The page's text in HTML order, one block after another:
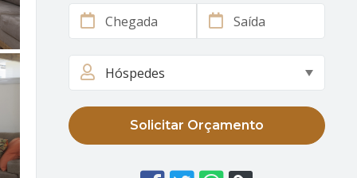
Solicitar Orçamento